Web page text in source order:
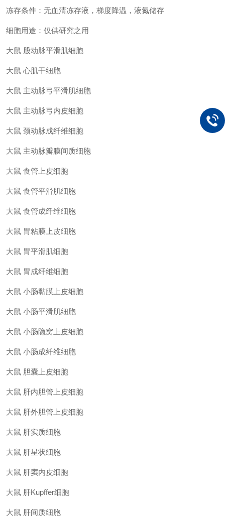
冻存条件：无血清冻存液，梯度降温，液氮储存
细胞用途：仅供研究之用
大鼠 股动脉平滑肌细胞
大鼠 心肌干细胞
大鼠 主动脉弓平滑肌细胞
大鼠 主动脉弓内皮细胞
大鼠 颈动脉成纤维细胞
大鼠 主动脉瓣膜间质细胞
大鼠 食管上皮细胞
大鼠 食管平滑肌细胞
大鼠 食管成纤维细胞
大鼠 胃粘膜上皮细胞
大鼠 胃平滑肌细胞
大鼠 胃成纤维细胞
大鼠 小肠黏膜上皮细胞
大鼠 小肠平滑肌细胞
大鼠 小肠隐窝上皮细胞
大鼠 小肠成纤维细胞
大鼠 胆囊上皮细胞
大鼠 肝内胆管上皮细胞
大鼠 肝外胆管上皮细胞
大鼠 肝实质细胞
大鼠 肝星状细胞
大鼠 肝窦内皮细胞
大鼠 肝Kupffer细胞
大鼠 肝间质细胞